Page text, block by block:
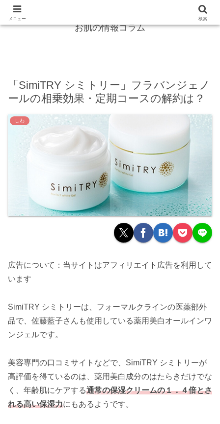
お肌の情報コラム
「SimiTRY シミトリー」フラバンジェノ
ールの相乗効果・定期コースの解約は？
しわ
広告について：当サイトはアフィリエイト広告を利用して
います
SimiTRY シミトリーは、フォーマルクラインの医薬部外
品で、佐藤藍子さんも使用している薬用美白オールインワ
ンジェルです。
美容専門の口コミサイトなどで、SimiTRY シミトリーが
高評価を得ているのは、薬用美白成分のはたらきだけでな
く、年齢肌にケアする通常の保湿クリームの１．４倍とさ
れる高い保湿力にもあるようです。
メニュー 検索